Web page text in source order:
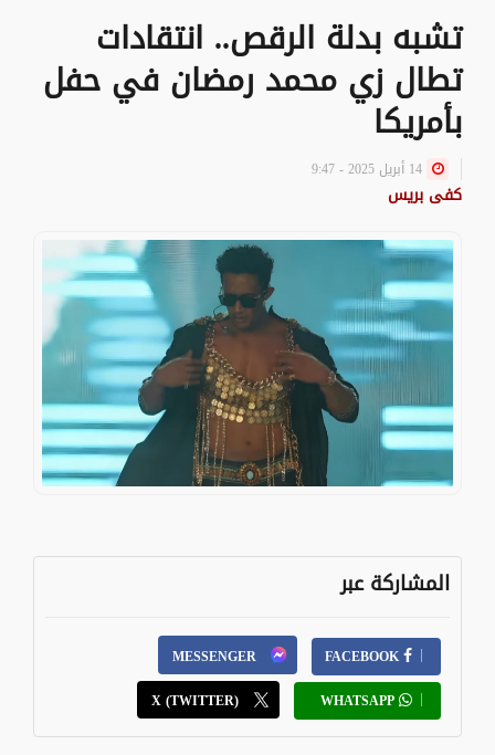
تشبه بدلة الرقص.. انتقادات
تطال زي محمد رمضان في حفل
بأمريكا
كفى بريس
المشاركة عبر
FACEBOOK
MESSENGER
WHATSAPP
X (TWITTER)